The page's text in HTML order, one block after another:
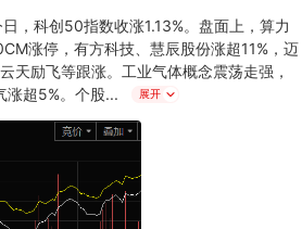
，科创50指数收涨1.13%。盘面上，算力
涨停，有方科技、慧辰股份涨超11%，迈
天励飞等跟涨。工业气体概念震荡走强，
涨超5%。个股
展开